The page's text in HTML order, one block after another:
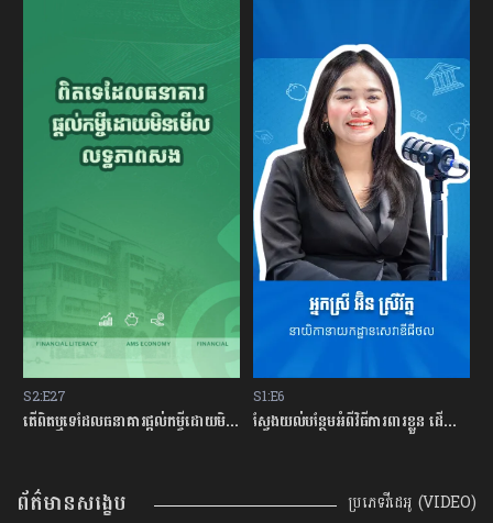
S2:E27
តើពិតឬទេដែលធនាគារផ្ដល់កម្ចីដោយមិនសិក្សាលើលទ្ធភាពសងត្រឡប់?
S1:E6
ស្វែងយល់បន្ថែមអំពីវិធីការពារខ្លួន ដើម្បីជៀសវាងពីការឆបោកតាមបច្ចេកវិទ្យាហិរញ្ញវត្ថុ!
ព័ត៌មានសង្ខេប ប្រភេទវីដេអូ (VIDEO)